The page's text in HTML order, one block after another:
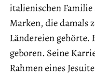
italienischen
Marken, die damals
Ländereien gehörte.
geboren. Seine
Rahmen eines